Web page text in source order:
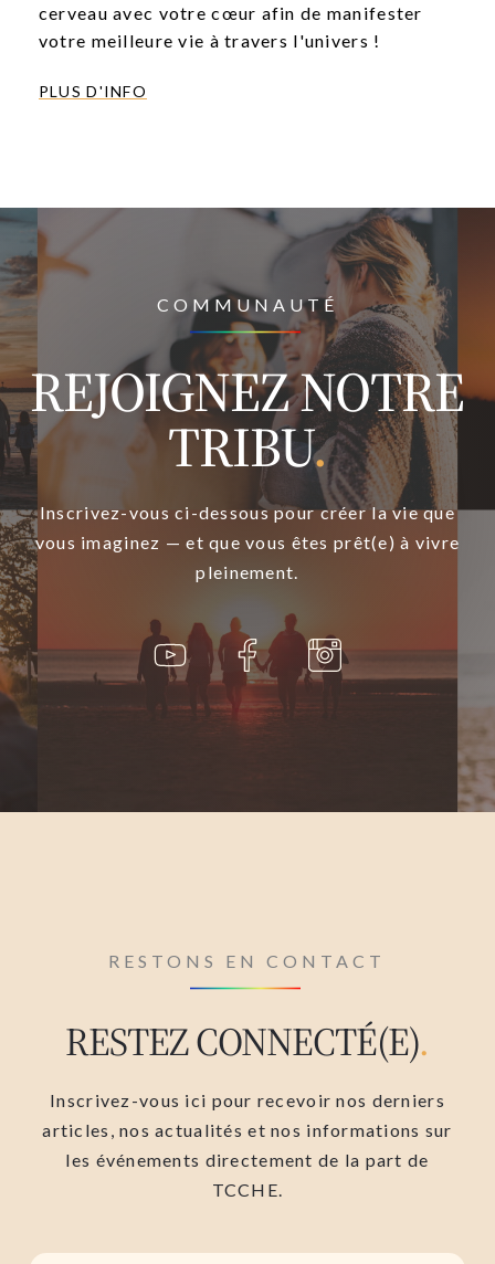
cerveau avec votre cœur afin de manifester
votre meilleure vie à travers l'univers !
PLUS D'INFO
COMMUNAUTÉ
REJOIGNEZ NOTRE
TRIBU.
Inscrivez-vous ci-dessous pour créer la vie que
vous imaginez — et que vous êtes prêt(e) à vivre
pleinement.
RESTONS EN CONTACT
RESTEZ CONNECTÉ(E).
Inscrivez-vous ici pour recevoir nos derniers
articles, nos actualités et nos informations sur
les événements directement de la part de
TCCHE.